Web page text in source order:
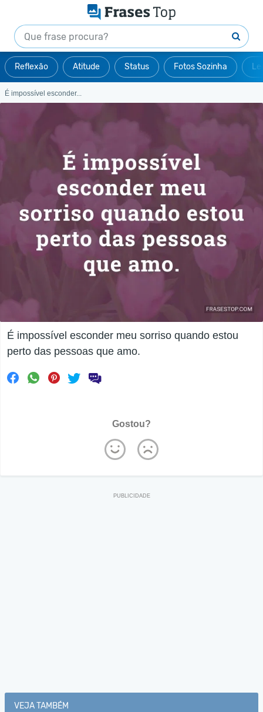
Reflexão Atitude Status Fotos Sozinha
É impossível esconder...
É impossível esconder meu sorriso quando estou
perto das pessoas que amo.
Gostou?
VEJA TAMBÉM